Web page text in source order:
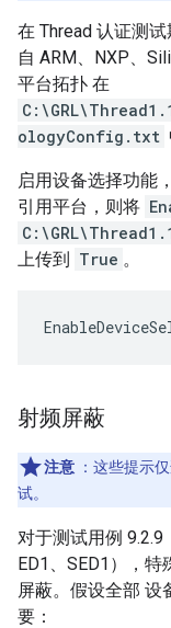
在 Thread 认证测
自 ARM、NXP、
平台拓扑 在
ologyConfig.txt
启用设备选择功能
引用平台，则将
上传到 True 。
射频屏蔽
注意 ：这些提示
试。
对于测试用例 9.2.9
ED1、SED1），
屏蔽。假设全部 设
要：